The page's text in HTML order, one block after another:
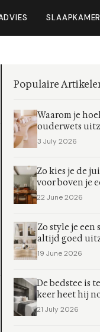
SLAAPKAMER
Populaire
Waarom je
ouderwets
3 July 2026
Zo kies je de
voor boven je
22 June 2026
Zo style je
altijd goed
19 June 2026
De bedstee is
keer heet hij
21 July 2026